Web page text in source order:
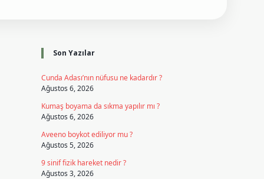
Sidebar
Son Yazılar
Cunda Adası’nın nüfusu ne kadardır ?
Ağustos 6, 2026
Kumaş boyama da sıkma yapılır mı ?
Ağustos 6, 2026
Aveeno boykot ediliyor mu ?
Ağustos 5, 2026
9 sinif fizik hareket nedir ?
Ağustos 3, 2026